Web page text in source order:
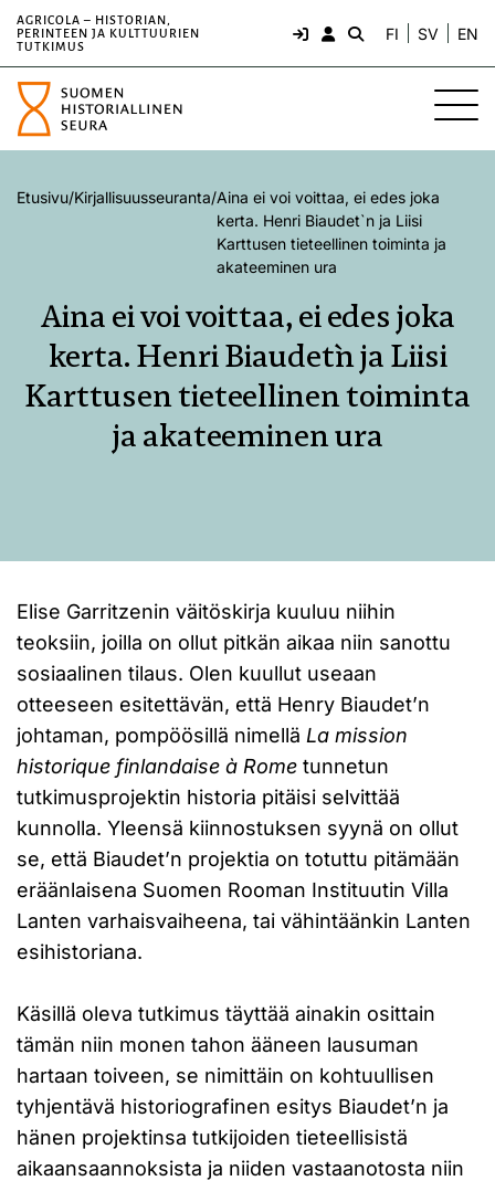
AGRICOLA – HISTORIAN,
PERINTEEN JA KULTTUURIEN
TUTKIMUS
FI SV EN
Etusivu/Kirjallisuusseuranta/Aina ei voi voittaa, ei edes joka
kerta. Henri Biaudet`n ja Liisi
Karttusen tieteellinen toiminta ja
akateeminen ura
Aina ei voi voittaa, ei edes joka
kerta. Henri Biaudet`n ja Liisi
Karttusen tieteellinen toiminta
ja akateeminen ura
Elise Garritzenin väitöskirja kuuluu niihin
teoksiin, joilla on ollut pitkän aikaa niin sanottu
sosiaalinen tilaus. Olen kuullut useaan
otteeseen esitettävän, että Henry Biaudet’n
johtaman, pompöösillä nimellä La mission
historique finlandaise à Rome tunnetun
tutkimusprojektin historia pitäisi selvittää
kunnolla. Yleensä kiinnostuksen syynä on ollut
se, että Biaudet’n projektia on totuttu pitämään
eräänlaisena Suomen Rooman Instituutin Villa
Lanten varhaisvaiheena, tai vähintäänkin Lanten
esihistoriana.
Käsillä oleva tutkimus täyttää ainakin osittain
tämän niin monen tahon ääneen lausuman
hartaan toiveen, se nimittäin on kohtuullisen
tyhjentävä historiografinen esitys Biaudet’n ja
hänen projektinsa tutkijoiden tieteellisistä
aikaansaannoksista ja niiden vastaanotosta niin